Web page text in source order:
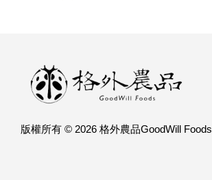
版權所有 © 2026 格外農品GoodWill Foods